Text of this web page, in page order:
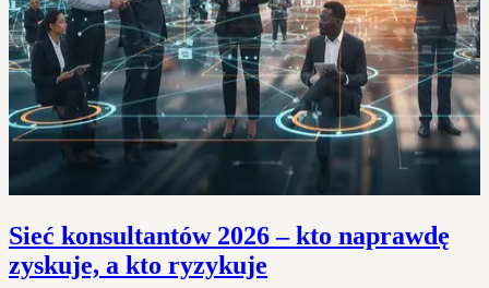
Sieć konsultantów 2026 – kto naprawdę
zyskuje, a kto ryzykuje